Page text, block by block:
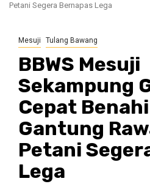
Petani Segera Bernapas Lega
Mesuji Tulang Bawang
BBWS Mesuji
Sekampung
Cepat
Gantung
Petani
Lega